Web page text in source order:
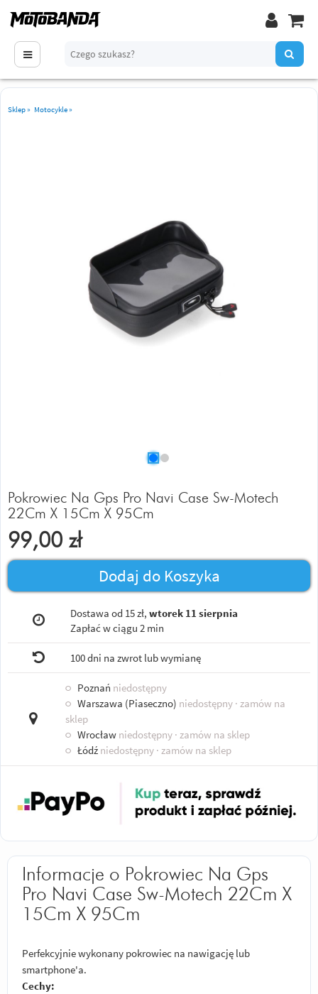
Sklep» Motocykle»
Pokrowiec Na Gps Pro Navi Case Sw-Motech
22Cm X 15Cm X 95Cm
99,00 zł
Dodaj do Koszyka
Dostawa od 15 zł, wtorek 11 sierpnia
Zapłać w ciągu 2 min
100 dni na zwrot lub wymianę
○ Poznań niedostępny
○ Warszawa (Piaseczno) niedostępny · zamów na
sklep
○ Wrocław niedostępny · zamów na sklep
○ Łódź niedostępny · zamów na sklep
Informacje o Pokrowiec Na Gps
Pro Navi Case Sw-Motech 22Cm X
15Cm X 95Cm
Perfekcyjnie wykonany pokrowiec na nawigację lub
smartphone'a.
Cechy: